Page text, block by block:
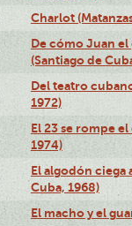
Charlot
De cómo Juan
(Santiago de
Del teatro
1972)
El 23 se rompe
1974)
El algodón ciega
Cuba, 1968)
El macho y el